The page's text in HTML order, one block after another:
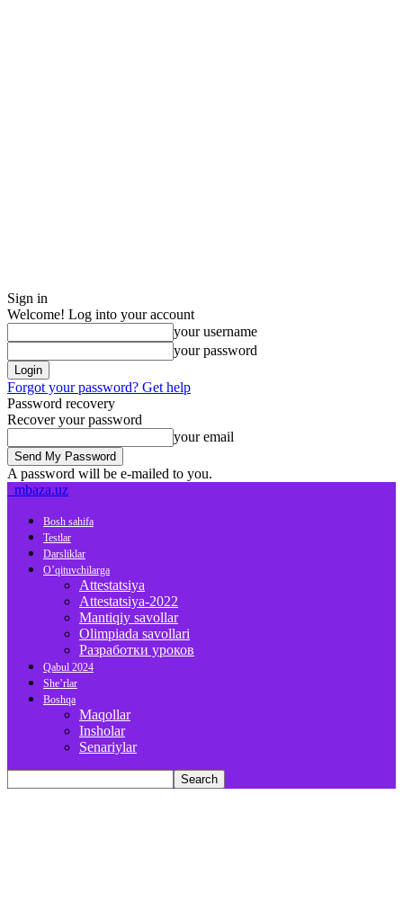
Sign in
Welcome! Log into your account
your username
your password
Forgot your password? Get help
Password recovery
Recover your password
your email
A password will be e-mailed to you.
mbaza.uz
Bosh sahifa
Testlar
Darsliklar
O’qituvchilarga
Attestatsiya
Attestatsiya-2022
Mantiqiy savollar
Olimpiada savollari
Разработки уроков
Qabul 2024
She’rlar
Boshqa
Maqollar
Insholar
Senariylar